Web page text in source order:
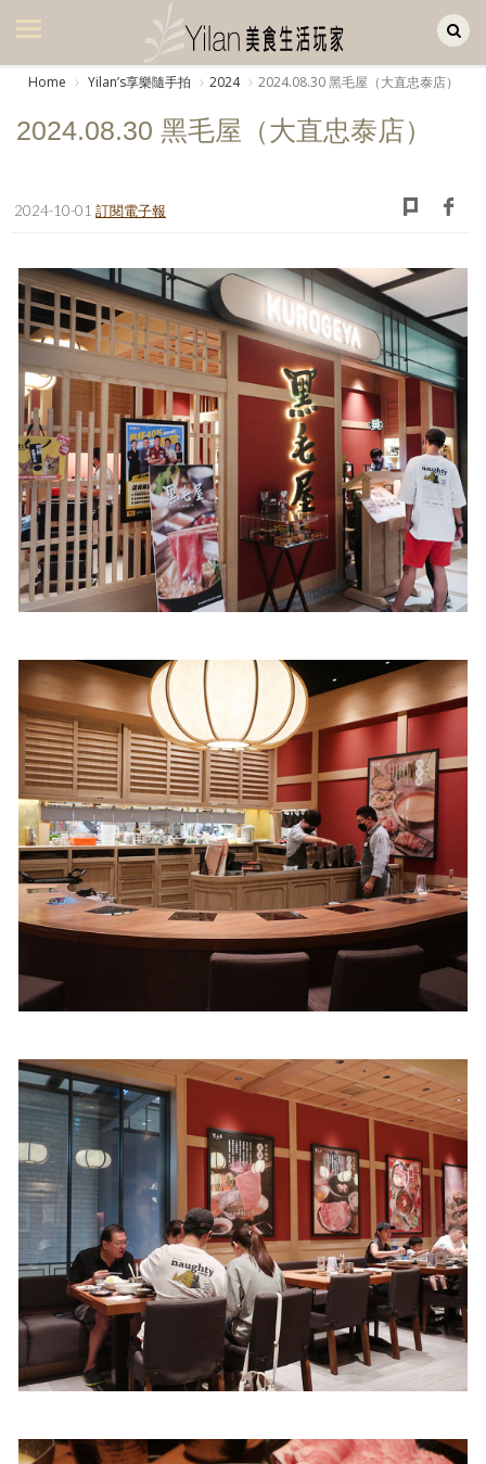
美食集
生活風
書房集
日記簿
餐桌週記
享樂隨手拍
照相簿
影音區
創意出版服務
關於Yilan
個人著作
活動實況記錄
媒體報導一覽
合作與代言
訂閱電子報
Home Yilanʼs享樂隨手拍 2024 2024.08.30 黑毛屋（大直忠泰店）
2024.08.30 黑毛屋（大直忠泰店）
2024-10-01 訂閱電子報